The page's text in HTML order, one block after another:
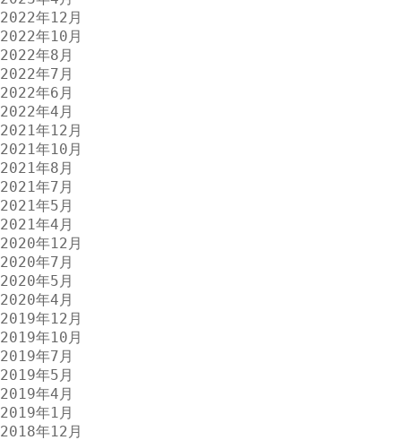
2022年12月
2022年10月
2022年8月
2022年7月
2022年6月
2022年4月
2021年12月
2021年10月
2021年8月
2021年7月
2021年5月
2021年4月
2020年12月
2020年7月
2020年5月
2020年4月
2019年12月
2019年10月
2019年7月
2019年5月
2019年4月
2019年1月
2018年12月